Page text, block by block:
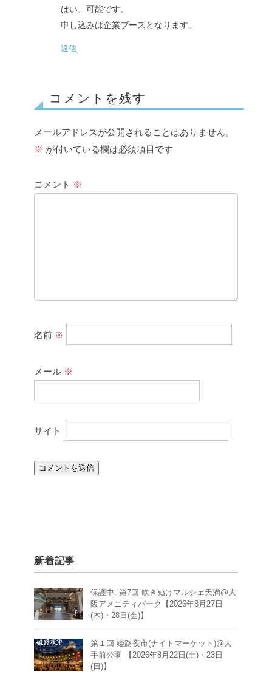
はい、可能です。
申し込みは企業ブースとなります。
返信
コメントを残す
メールアドレスが公開されることはありません。
※ が付いている欄は必須項目です
コメント ※
名前 ※
メール ※
サイト
新着記事
保護中: 第7回 吹きぬけマルシェ天満@大
阪アメニティパーク【2026年8月27日
(木)・28日(金)】
第１回 姫路夜市(ナイトマーケット)@大
手前公園 【2026年8月22日(土)・23日
(日)】